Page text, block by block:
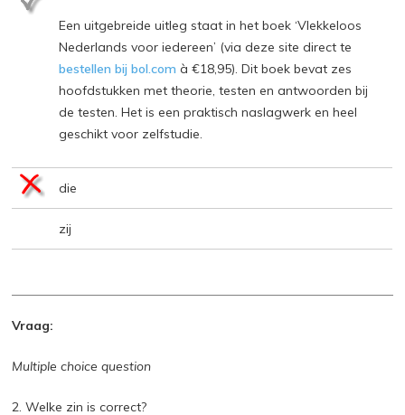
Een uitgebreide uitleg staat in het boek ‘Vlekkeloos
Nederlands voor iedereen’ (via deze site direct te
bestellen bij bol.com à €18,95). Dit boek bevat zes
hoofdstukken met theorie, testen en antwoorden bij
de testen. Het is een praktisch naslagwerk en heel
geschikt voor zelfstudie.
die
zij
Vraag:
Multiple choice question
2. Welke zin is correct?